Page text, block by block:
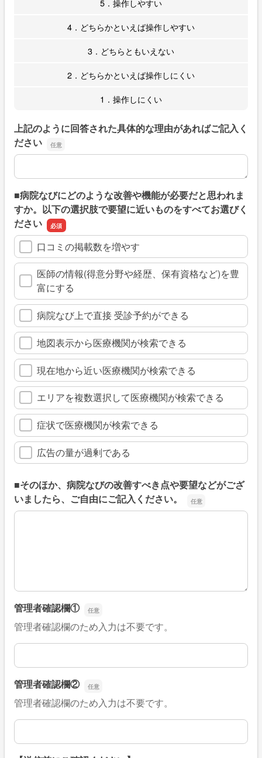
5．操作しやすい
4．どちらかといえば操作しやすい
3．どちらともいえない
2．どちらかといえば操作しにくい
1．操作しにくい
上記のように回答された具体的な理由があればご記入く
ださい
上記のように回答された具体的な理由があればご記入くだ
■病院なびにどのような改善や機能が必要だと思われま
すか。以下の選択肢で要望に近いものをすべてお選びく
ださい
口コミの掲載数を増やす
医師の情報(得意分野や経歴、保有資格など)を豊
富にする
病院なび上で直接 受診予約ができる
地図表示から医療機関が検索できる
現在地から近い医療機関が検索できる
エリアを複数選択して医療機関が検索できる
症状で医療機関が検索できる
広告の量が過剰である
■そのほか、病院なびの改善すべき点や要望などがござ
いましたら、ご自由にご記入ください。
■そのほか、病院なびの改善すべき点や要望などがござい
管理者確認欄①
管理者確認欄のため入力は不要です。
管理者確認欄①
管理者確認欄②
管理者確認欄のため入力は不要です。
管理者確認欄②